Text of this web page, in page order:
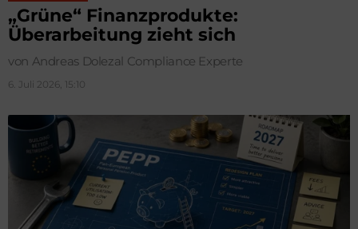
„Grüne“ Finanzprodukte:
Überarbeitung zieht sich
von Andreas Dolezal Compliance Experte
6. Juli 2026, 15:10